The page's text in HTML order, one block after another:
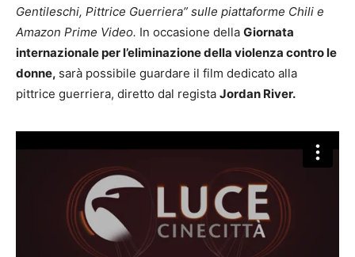
Gentileschi, Pittrice Guerriera” sulle piattaforme Chili e
Amazon Prime Video. In occasione della Giornata
internazionale per l’eliminazione della violenza contro le
donne, sarà possibile guardare il film dedicato alla
pittrice guerriera, diretto dal regista Jordan River.